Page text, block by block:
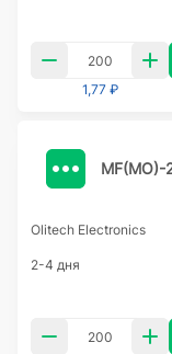
1,77 ₽
MF(MO)-
Olitech Electronics
2-4 дня